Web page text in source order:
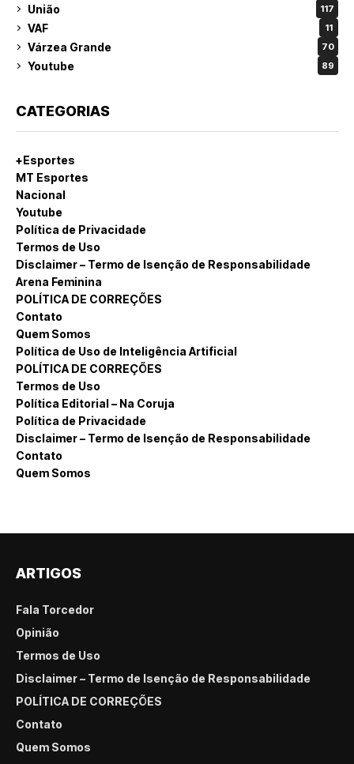
União 117
VAF 11
Várzea Grande 70
Youtube 89
CATEGORIAS
+Esportes
MT Esportes
Nacional
Youtube
Política de Privacidade
Termos de Uso
Disclaimer – Termo de Isenção de Responsabilidade
Arena Feminina
POLÍTICA DE CORREÇÕES
Contato
Quem Somos
Política de Uso de Inteligência Artificial
POLÍTICA DE CORREÇÕES
Termos de Uso
Política Editorial – Na Coruja
Política de Privacidade
Disclaimer – Termo de Isenção de Responsabilidade
Contato
Quem Somos
ARTIGOS
Fala Torcedor
Opinião
Termos de Uso
Disclaimer – Termo de Isenção de Responsabilidade
POLÍTICA DE CORREÇÕES
Contato
Quem Somos